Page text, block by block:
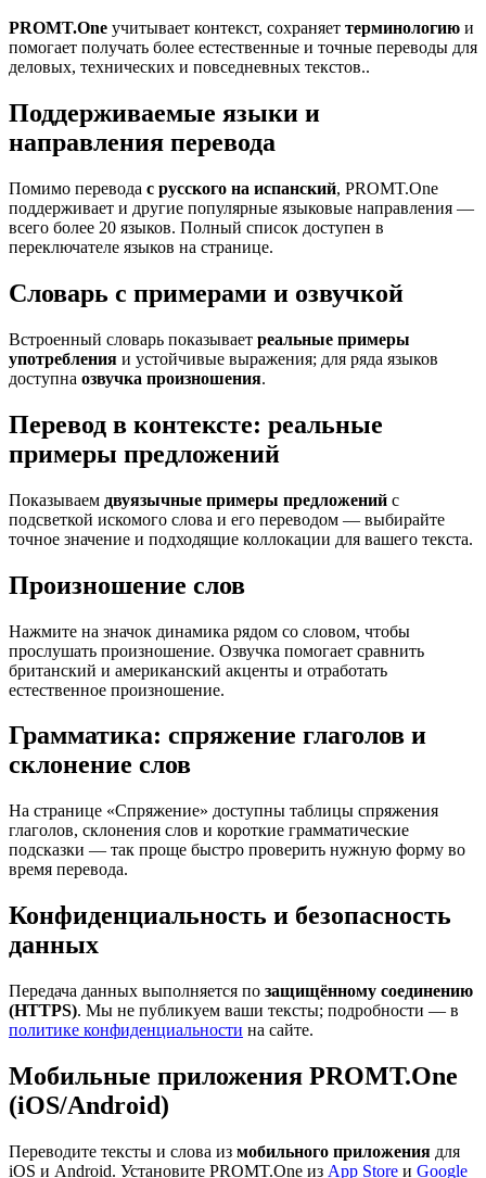
PROMT.One учитывает контекст, сохраняет терминологию и
помогает получать более естественные и точные переводы для
деловых, технических и повседневных текстов..
Поддерживаемые языки и
направления перевода
Помимо перевода с русского на испанский, PROMT.One
поддерживает и другие популярные языковые направления —
всего более 20 языков. Полный список доступен в
переключателе языков на странице.
Словарь с примерами и озвучкой
Встроенный словарь показывает реальные примеры
употребления и устойчивые выражения; для ряда языков
доступна озвучка произношения.
Перевод в контексте: реальные
примеры предложений
Показываем двуязычные примеры предложений с
подсветкой искомого слова и его переводом — выбирайте
точное значение и подходящие коллокации для вашего текста.
Произношение слов
Нажмите на значок динамика рядом со словом, чтобы
прослушать произношение. Озвучка помогает сравнить
британский и американский акценты и отработать
естественное произношение.
Грамматика: спряжение глаголов и
склонение слов
На странице «Спряжение» доступны таблицы спряжения
глаголов, склонения слов и короткие грамматические
подсказки — так проще быстро проверить нужную форму во
время перевода.
Конфиденциальность и безопасность
данных
Передача данных выполняется по защищённому соединению
(HTTPS). Мы не публикуем ваши тексты; подробности — в
политике конфиденциальности на сайте.
Мобильные приложения PROMT.One
(iOS/Android)
Переводите тексты и слова из мобильного приложения для
iOS и Android. Установите PROMT.One из App Store и Google